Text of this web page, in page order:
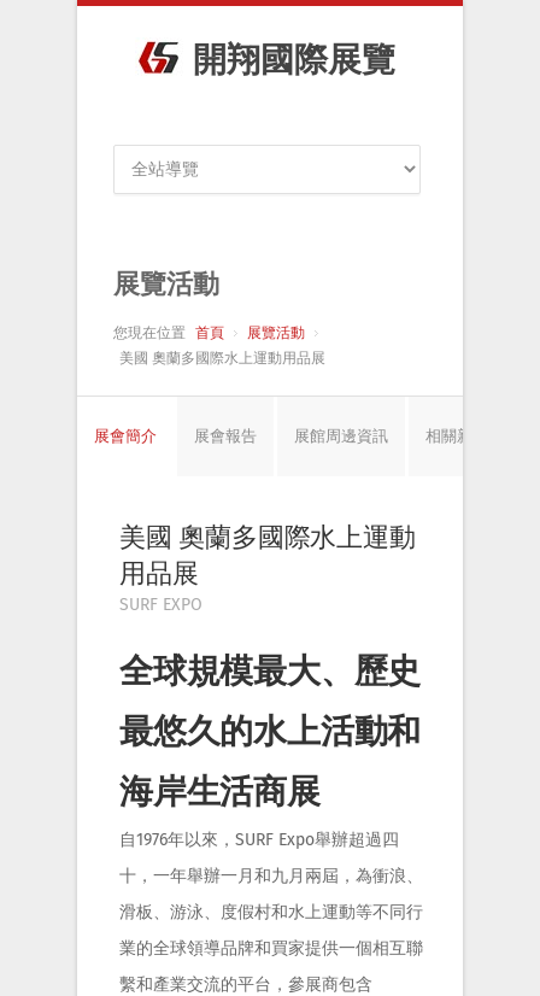
開翔國際展覽
展覽活動
您現在位置 首頁
展覽活動
美國 奧蘭多國際水上運動用品展
展會簡介 展會報告 展館周邊資訊 相關新聞
美國 奧蘭多國際水上運動
用品展
SURF EXPO
全球規模最大、歷史
最悠久的水上活動和
海岸生活商展
自1976年以來，SURF Expo舉辦超過四
十，一年舉辦一月和九月兩屆，為衝浪、
滑板、游泳、度假村和水上運動等不同行
業的全球領導品牌和買家提供一個相互聯
繫和產業交流的平台，參展商包含